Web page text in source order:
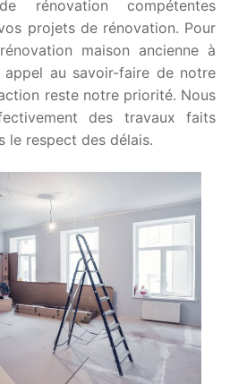
rénovation compétentes
projets de rénovation. Pour
maison ancienne à
au savoir-faire de notre
reste notre priorité. Nous
des travaux faits
le respect des délais.